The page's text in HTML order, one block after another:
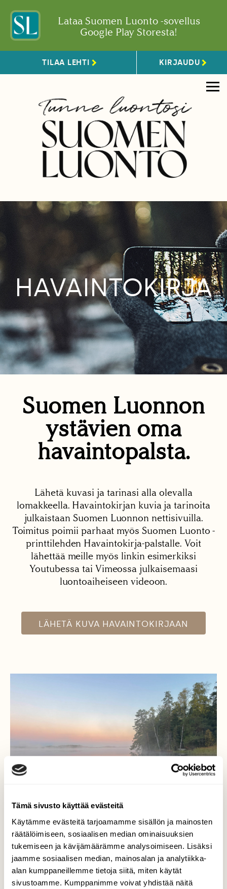
Tämä sivusto käyttää evästeitä
Käytämme evästeitä tarjoamamme sisällön ja mainosten
räätälöimiseen, sosiaalisen median ominaisuuksien
tukemiseen ja kävijämäärämme analysoimiseen. Lisäksi
jaamme sosiaalisen median, mainosalan ja analytiikka-
alan kumppaneillemme tietoja siitä, miten käytät
sivustoamme. Kumppanimme voivat yhdistää näitä
Lataa Suomen Luonto -sovellus
Google Play Storesta!
TILAA LEHTI KIRJAUDU
HAVAINTOKIRJA
Suomen Luonnon
ystävien oma
havaintopalsta.
Lähetä kuvasi ja tarinasi alla olevalla
lomakkeella. Havaintokirjan kuvia ja tarinoita
julkaistaan Suomen Luonnon nettisivuilla.
Toimitus poimii parhaat myös Suomen Luonto -
printtilehden Havaintokirja-palstalle. Voit
lähettää meille myös linkin esimerkiksi
Youtubessa tai Vimeossa julkaisemaasi
luontoaiheiseen videoon.
LÄHETÄ KUVA HAVAINTOKIRJAAN
Savojärvi